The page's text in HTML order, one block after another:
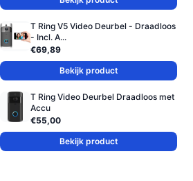
T Ring V5 Video Deurbel - Draadloos
- Incl. A...
€69,89
Bekijk product
T Ring Video Deurbel Draadloos met
Accu
€55,00
Bekijk product